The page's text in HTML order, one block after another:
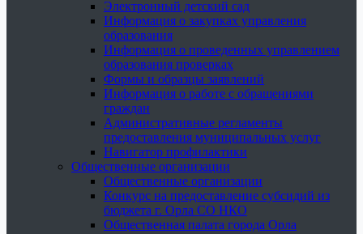
Электронный детский сад
Информация о закупках управления
образования
Информация о проведенных управлением
образования проверках
Формы и образцы заявлений
Информация о работе с обращениями
граждан
Административные регламенты
предоставления муниципальных услуг
Навигатор профилактики
Общественные организации
Общественные организации
Конкурс на предоставление субсидий из
бюджета г. Орла СО НКО
Общественная палата города Орла